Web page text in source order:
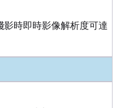
時即時影像解析度可達